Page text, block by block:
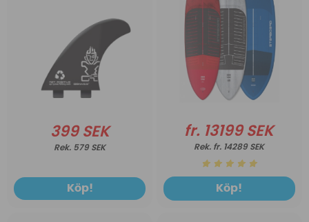
399 SEK
579 SEK
Köp!
fr. 13199 SEK
fr. 14289 SEK
Köp!